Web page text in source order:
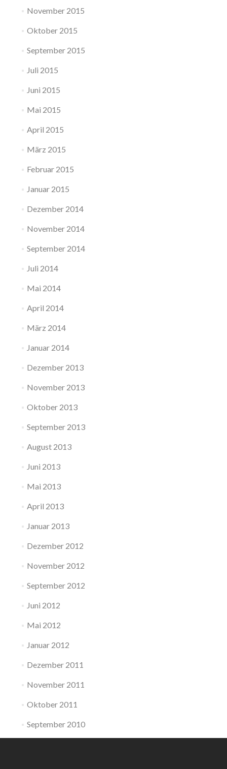
November 2015
Oktober 2015
September 2015
Juli 2015
Juni 2015
Mai 2015
April 2015
März 2015
Februar 2015
Januar 2015
Dezember 2014
November 2014
September 2014
Juli 2014
Mai 2014
April 2014
März 2014
Januar 2014
Dezember 2013
November 2013
Oktober 2013
September 2013
August 2013
Juni 2013
Mai 2013
April 2013
Januar 2013
Dezember 2012
November 2012
September 2012
Juni 2012
Mai 2012
Januar 2012
Dezember 2011
November 2011
Oktober 2011
September 2010